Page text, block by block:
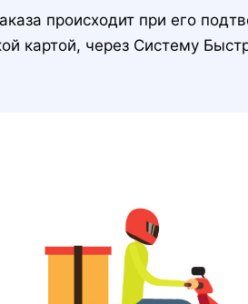
происходит при его
картой, через Систему